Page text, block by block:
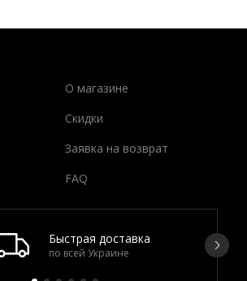
О магазине
Скидки
Заявка на возврат
FAQ
Быстрая доставка
по всей Украине